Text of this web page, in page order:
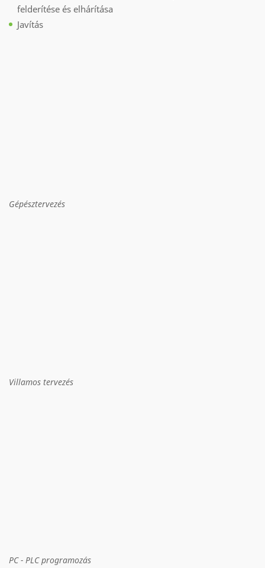
felderítése és elhárítása
Javítás
Gépésztervezés
Villamos tervezés
PC - PLC programozás